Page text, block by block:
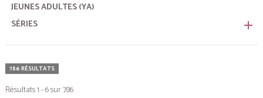
JEUNES ADULTES (YA)
SÉRIES
remove
786 RÉSULTATS
Résultats 1 - 6 sur 786